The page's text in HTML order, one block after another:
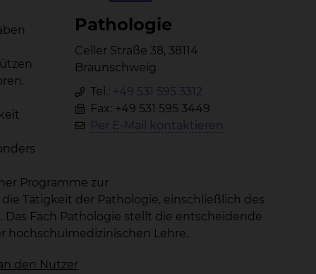
Pa­tho­lo­gie
Celler Straße 38, 38114
Braunschweig
Tel.: +49 531 595 3312
Fax: +49 531 595 3449
Per E-Mail kontaktieren
Programme zur
Tätigkeit der Pathologie, einschließlich des
Fach Pathologie stellt die entscheidende
hochschulmedizinischen Lehre.
den Nutzer